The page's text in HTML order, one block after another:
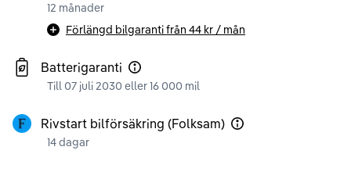
12 månader
Förlängd bilgaranti från 44 kr / mån
Batterigaranti
Till 07 juli 2030 eller 16 000 mil
Rivstart bilförsäkring (Folksam)
14 dagar